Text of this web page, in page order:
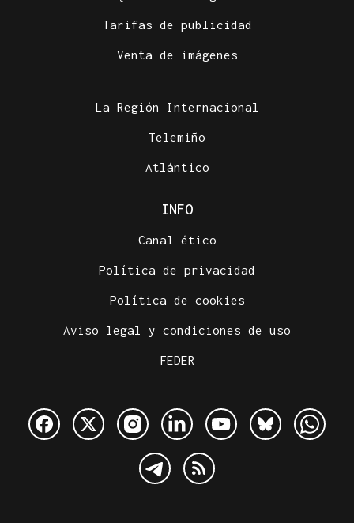
Tarifas de publicidad
Venta de imágenes
La Región Internacional
Telemiño
Atlántico
INFO
Canal ético
Política de privacidad
Política de cookies
Aviso legal y condiciones de uso
FEDER